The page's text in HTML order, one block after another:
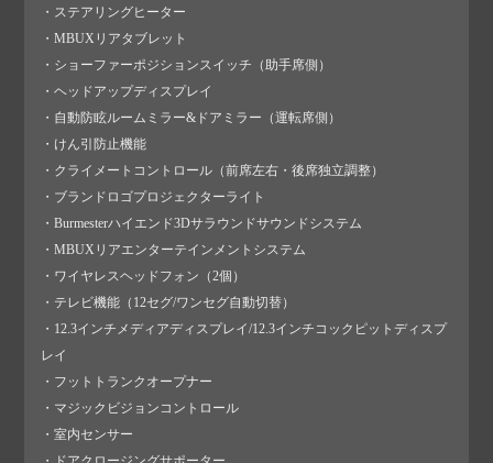
・ステアリングヒーター
・MBUXリアタブレット
・ショーファーポジションスイッチ（助手席側）
・ヘッドアップディスプレイ
・自動防眩ルームミラー&ドアミラー（運転席側）
・けん引防止機能
・クライメートコントロール（前席左右・後席独立調整）
・ブランドロゴプロジェクターライト
・Burmesterハイエンド3Dサラウンドサウンドシステム
・MBUXリアエンターテインメントシステム
・ワイヤレスヘッドフォン（2個）
・テレビ機能（12セグ/ワンセグ自動切替）
・12.3インチメディアディスプレイ/12.3インチコックピットディスプ
レイ
・フットトランクオープナー
・マジックビジョンコントロール
・室内センサー